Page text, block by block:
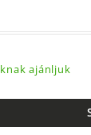
ajánljuk